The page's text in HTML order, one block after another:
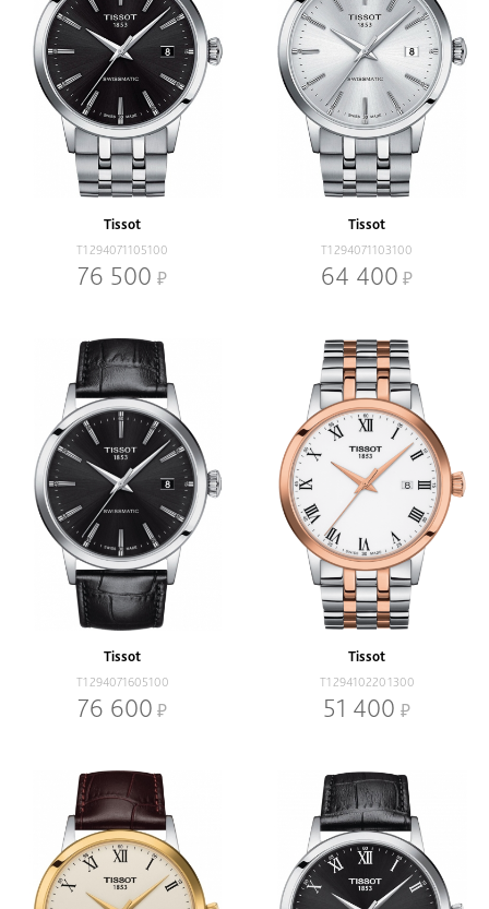
Tissot
T1294071105100
76 500
Tissot
T1294071103100
64 400
Tissot
T1294071605100
76 600
Tissot
T1294102201300
51 400